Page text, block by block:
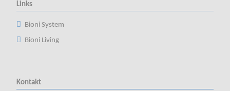
Links
Bioni System
Bioni Living
Kontakt